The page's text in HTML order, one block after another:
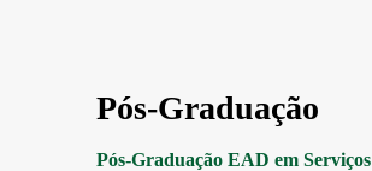
Pós-Graduação
Pós-Graduação EAD em Serviços